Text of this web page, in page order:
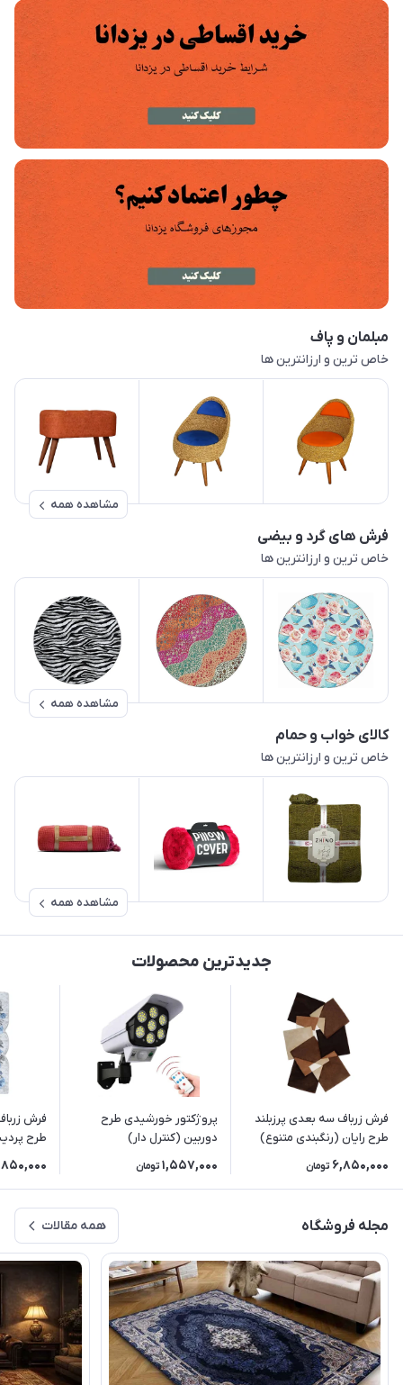
مبلمان و پاف
خاص ترین و ارزانترین ها
مشاهده همه
فرش های گرد و بیضی
خاص ترین و ارزانترین ها
مشاهده همه
کالای خواب و حمام
خاص ترین و ارزانترین ها
مشاهده همه
جدیدترین محصولات
فرش زرباف سه بعدی پرزبلند
طرح رایان (رنگبندی متنوع)
6,850,000 تومان
پروژکتور خورشیدی طرح
دوربین (کنترل دار)
1,557,000 تومان
فرش
طرح
مجله فروشگاه همه مقالات